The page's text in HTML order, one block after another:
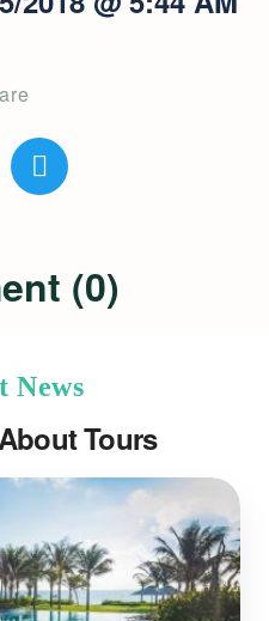
(0)
News
Tours